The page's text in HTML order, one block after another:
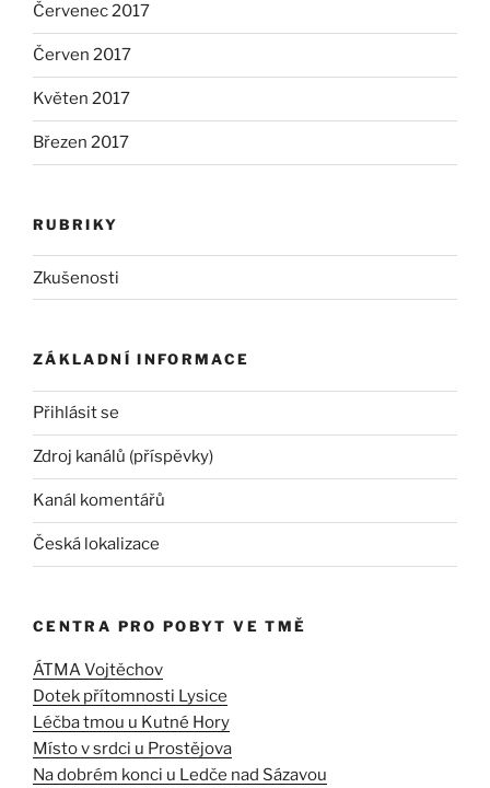
Červenec 2017
Červen 2017
Květen 2017
Březen 2017
RUBRIKY
Zkušenosti
ZÁKLADNÍ INFORMACE
Přihlásit se
Zdroj kanálů (příspěvky)
Kanál komentářů
Česká lokalizace
CENTRA PRO POBYT VE TMĚ
ÁTMA Vojtěchov
Dotek přítomnosti Lysice
Léčba tmou u Kutné Hory
Místo v srdci u Prostějova
Na dobrém konci u Ledče nad Sázavou